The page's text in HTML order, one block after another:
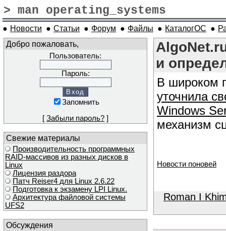
> man operating_systems
● Новости ● Статьи ● Форум ● Файлы ● КаталогОС ●
Добро пожаловать,
Пользователь:
Пароль:
Запомнить
[ Забыли пароль? ]
Свежие материалы
Производительность программных
RAID-массивов из разных дисков в
Linux
Лицензия раздора
Патч Reiser4 для Linux 2.6.22
Подготовка к экзамену LPI Linux.
Архитектура файловой системы
UFS2
Обсуждения
и
В широком
уточнила
Windows
механизм
Новости поновей
Roman I